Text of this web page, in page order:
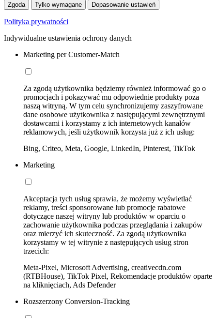
Zgoda Tylko wymagane Dopasowanie ustawień
Polityka prywatności
Indywidualne ustawienia ochrony danych
Marketing per Customer-Match
Za zgodą użytkownika będziemy również informować go o
promocjach i pokazywać mu odpowiednie produkty poza
naszą witryną. W tym celu synchronizujemy zaszyfrowane
dane osobowe użytkownika z następującymi zewnętrznymi
dostawcami i korzystamy z ich internetowych kanałów
reklamowych, jeśli użytkownik korzysta już z ich usług:
Bing, Criteo, Meta, Google, LinkedIn, Pinterest, TikTok
Marketing
Akceptacja tych usług sprawia, że możemy wyświetlać
reklamy, treści sponsorowane lub promocje rabatowe
dotyczące naszej witryny lub produktów w oparciu o
zachowanie użytkownika podczas przeglądania i zakupów
oraz mierzyć ich skuteczność. Za zgodą użytkownika
korzystamy w tej witrynie z następujących usług stron
trzecich:
Meta-Pixel, Microsoft Advertising, creativecdn.com
(RTBHouse), TikTok Pixel, Rekomendacje produktów oparte
na kliknięciach, Ads Defender
Rozszerzony Conversion-Tracking